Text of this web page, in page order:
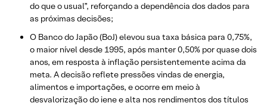
do que o usual”, reforçando a dependência dos dados para
as próximas decisões;
O Banco do Japão (BoJ) elevou sua taxa básica para 0,75%,
o maior nível desde 1995, após manter 0,50% por quase dois
anos, em resposta à inflação persistentemente acima da
meta. A decisão reflete pressões vindas de energia,
alimentos e importações, e ocorre em meio à
desvalorização do iene e alta nos rendimentos dos títulos